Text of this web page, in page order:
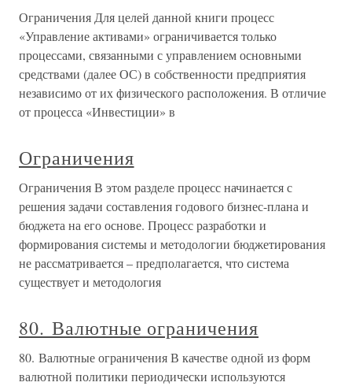
Ограничения Для целей данной книги процесс
«Управление активами» ограничивается только
процессами, связанными с управлением основными
средствами (далее ОС) в собственности предприятия
независимо от их физического расположения. В отличие
от процесса «Инвестиции» в
Ограничения
Ограничения В этом разделе процесс начинается с
решения задачи составления годового бизнес-плана и
бюджета на его основе. Процесс разработки и
формирования системы и методологии бюджетирования
не рассматривается – предполагается, что система
существует и методология
80. Валютные ограничения
80. Валютные ограничения В качестве одной из форм
валютной политики периодически используются